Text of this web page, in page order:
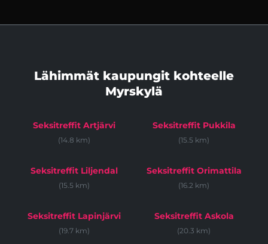
Lähimmät kaupungit kohteelle
Myrskylä
Seksitreffit Artjärvi
(14.8 km)
Seksitreffit Pukkila
(15.5 km)
Seksitreffit Liljendal
(15.5 km)
Seksitreffit Orimattila
(16.2 km)
Seksitreffit Lapinjärvi
(19.7 km)
Seksitreffit Askola
(20.3 km)